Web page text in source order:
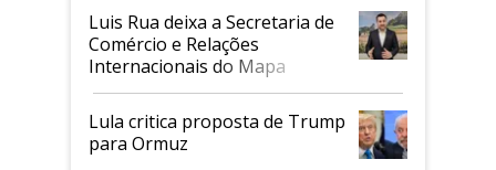
Luis Rua deixa a Secretaria de
Comércio e Relações
Internacionais do Mapa
Lula critica proposta de Trump
para Ormuz